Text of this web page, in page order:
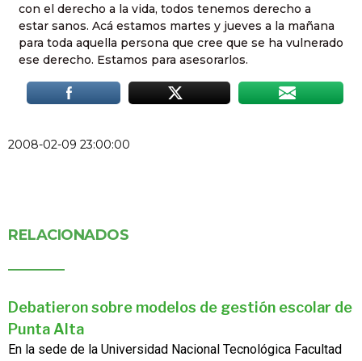
con el derecho a la vida, todos tenemos derecho a
estar sanos. Acá estamos martes y jueves a la mañana
para toda aquella persona que cree que se ha vulnerado
ese derecho. Estamos para asesorarlos.
2008-02-09 23:00:00
RELACIONADOS
Debatieron sobre modelos de gestión escolar de
Punta Alta
En la sede de la Universidad Nacional Tecnológica Facultad